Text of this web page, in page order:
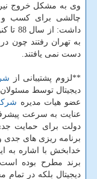
وی به مشكل خروج
چالشی برای كسب و
به تهران رفتند چون
دست نمی یافتند.
**لزوم پشتیبانی از
دیجیتال توسط مسئولان
عضو هیات مدیره
عنایت به سرعت
دولت برای حمایت
برنامه ریزی های جدی
خدابخش با اشاره به
برند مطرح بوده
دیجیتال بلكه در